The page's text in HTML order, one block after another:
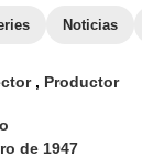
Noticias
, Productor
de 1947